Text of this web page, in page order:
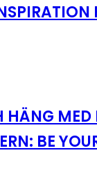
HÄNG MED
BE